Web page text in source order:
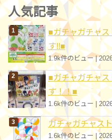
ゴ
リ
ー
人気記事
■ガチャガチャス
す!!■
1.9k件のビュー|
■ガチャガチャ
す！！■
1.6k件のビュー |
ガチャガチャス
1.6k件のビュー |